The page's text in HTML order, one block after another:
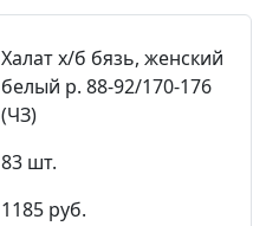
Халат х/б бязь, женский
белый р. 88-92/170-176
(ЧЗ)
83 шт.
1185 руб.